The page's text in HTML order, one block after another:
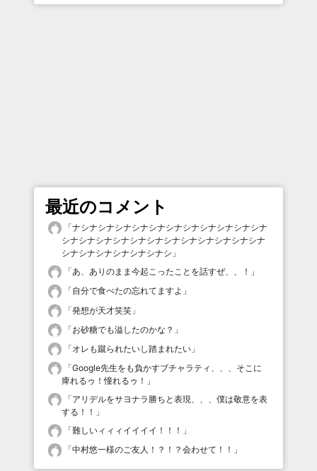
最近のコメント
「ナシナシナシナシナシナシナシナシナシナシナシナ
シナシナシナシナシナシナシナシナシナシナシナシナ
シナシナシナシナシナシナシ 」
「あ、ありのまま今起こったことを話すぜ、、！ 」
「自分で食べたの忘れてますよ 」
「発想が天才笑笑 」
「お砂糖でも溢したのかな？ 」
「オレも蹴られたいし踏まれたい 」
「Google先生をも負かすブチャラティ、、、そこに
痺れるゥ！憧れるゥ！ 」
「アリデルをサヨナラ勝ちと表現、、、僕は敬意を表
する！！ 」
「難しいィィィイイイイ！！！ 」
「中村悠一様のご友人！？！？会わせて！！ 」